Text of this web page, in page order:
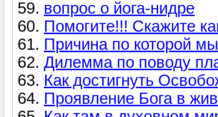
вопрос о йога-нидре
Помогите!!! Скажите
Причина по которой
Дилемма по поводу
Как достигнуть
Проявление Бога в